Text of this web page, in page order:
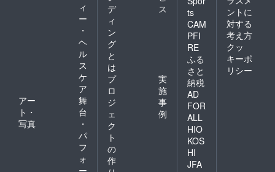
ィ
ー
・
ヘ
ル
ス
ケ
ア
アー
ト・
写真
舞
台
・
パ
フ
ォ
デ
ィ
ン
グ
と
は
ス
プ
ロ
ジ
ェ
ク
ト
の
作
実
施
事
例
ts
CAM
PFI
RE
ふる
さと
納税
AD
FOR
ALL
HIO
KOS
HI
JFA
ントに
対する
考え方
クッ
キーポ
リシー